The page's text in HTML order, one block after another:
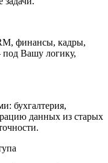
финансы, кадры,
Вашу логику,
бухгалтерия,
данных из старых